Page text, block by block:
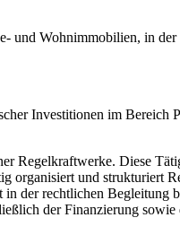
und Wohnimmobilien, in der
Investitionen im Bereich
Regelkraftwerke. Diese
organisiert und strukturiert
der rechtlichen Begleitung
der Finanzierung